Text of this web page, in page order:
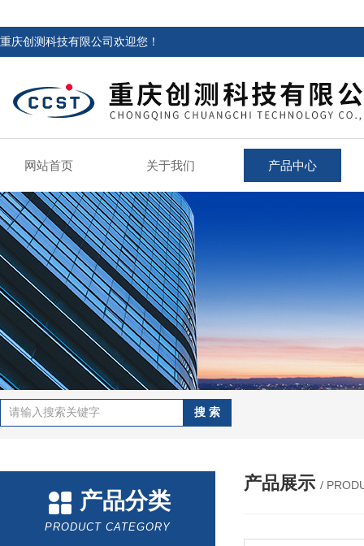
重庆创测科技有限公司欢迎您！
网站首页 关于我们 产品中心
产品分类
PRODUCT CATEGORY
产品展示 /